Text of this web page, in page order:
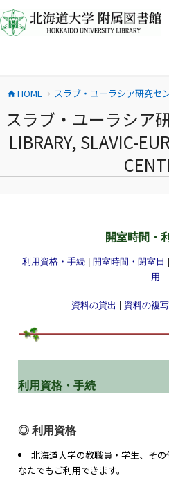
ン
テ
ス
ッ
home HOME chevron_right スラブ・ユーラシア研究セ
スラブ・ユーラシア
LIBRARY, SLAVIC-
開室時間・
利用資格・手続 開室時間・閉室日
用
資料の貸出 資料の複写
利用資格・手続
◎ 利用資格
北海道大学の教職員・学生、そ
なたでもご利用できます。